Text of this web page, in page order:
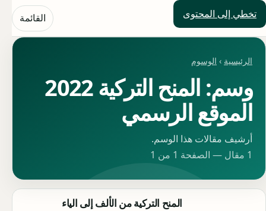
تخطي إلى المحتوى
حلول العالم القائمة
الرئيسية › الوسوم
وسم: المنح التركية 2022
الموقع الرسمي
أرشيف مقالات هذا الوسم.
1 مقال — الصفحة 1 من 1
المنح التركية من الألف إلى الياء